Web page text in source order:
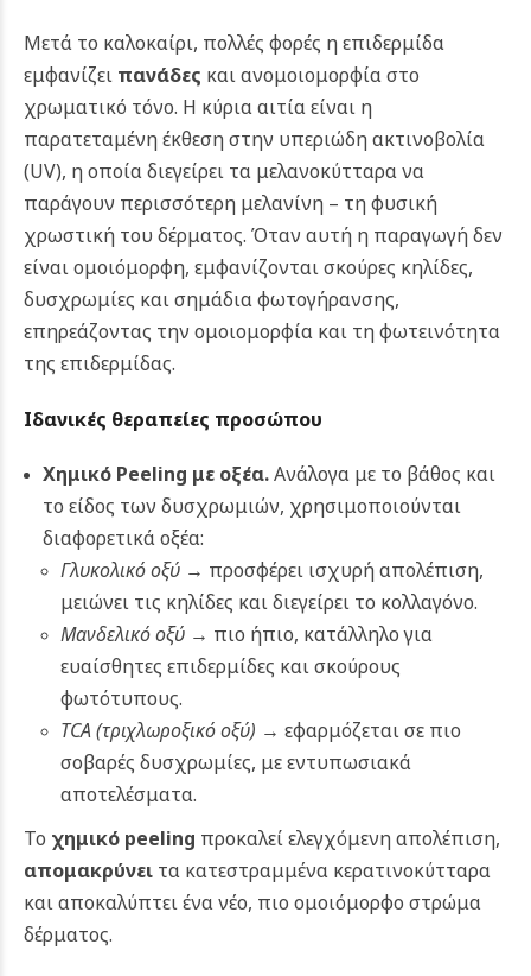
Μετά το καλοκαίρι, πολλές φορές η επιδερμίδα
εμφανίζει πανάδες και ανομοιομορφία στο
χρωματικό τόνο. Η κύρια αιτία είναι η
παρατεταμένη έκθεση στην υπεριώδη ακτινοβολία
(UV), η οποία διεγείρει τα μελανοκύτταρα να
παράγουν περισσότερη μελανίνη – τη φυσική
χρωστική του δέρματος. Όταν αυτή η παραγωγή δεν
είναι ομοιόμορφη, εμφανίζονται σκούρες κηλίδες,
δυσχρωμίες και σημάδια φωτογήρανσης,
επηρεάζοντας την ομοιομορφία και τη φωτεινότητα
της επιδερμίδας.
Ιδανικές θεραπείες προσώπου
Χημικό Peeling με οξέα.Ανάλογα με το βάθος και
το είδος των δυσχρωμιών, χρησιμοποιούνται
διαφορετικά οξέα:
Γλυκολικό οξύ → προσφέρει ισχυρή απολέπιση,
μειώνει τις κηλίδες και διεγείρει το κολλαγόνο.
Μανδελικό οξύ → πιο ήπιο, κατάλληλο για
ευαίσθητες επιδερμίδες και σκούρους
φωτότυπους.
TCA (τριχλωροξικό οξύ) → εφαρμόζεται σε πιο
σοβαρές δυσχρωμίες, με εντυπωσιακά
αποτελέσματα.
Το χημικό peeling προκαλεί ελεγχόμενη απολέπιση,
απομακρύνει τα κατεστραμμένα κερατινοκύτταρα
και αποκαλύπτει ένα νέο, πιο ομοιόμορφο στρώμα
δέρματος.